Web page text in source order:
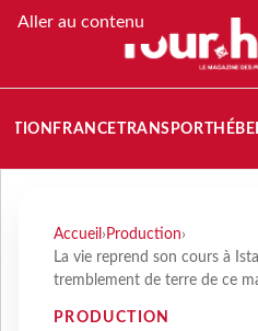
Aller au contenu
FRANCETRANSPORT
Accueil › Production›
La vie reprend son cours à
tremblement de terre de ce
PRODUCTION